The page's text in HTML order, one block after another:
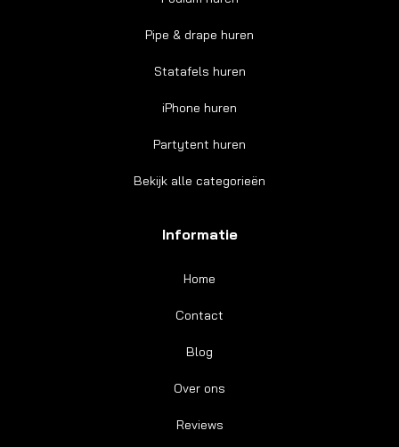
Pipe & drape huren
Statafels huren
iPhone huren
Partytent huren
Bekijk alle categorieën
Informatie
Home
Contact
Blog
Over ons
Reviews